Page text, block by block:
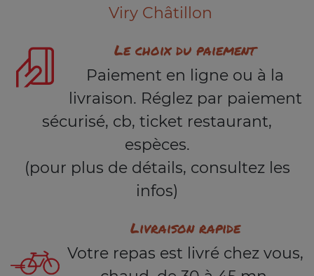
Viry Châtillon
Le choix du paiement
Paiement en ligne ou à la
livraison. Réglez par paiement
sécurisé, cb, ticket restaurant,
espèces.
(pour plus de détails, consultez les
infos)
Livraison rapide
Votre repas est livré chez vous,